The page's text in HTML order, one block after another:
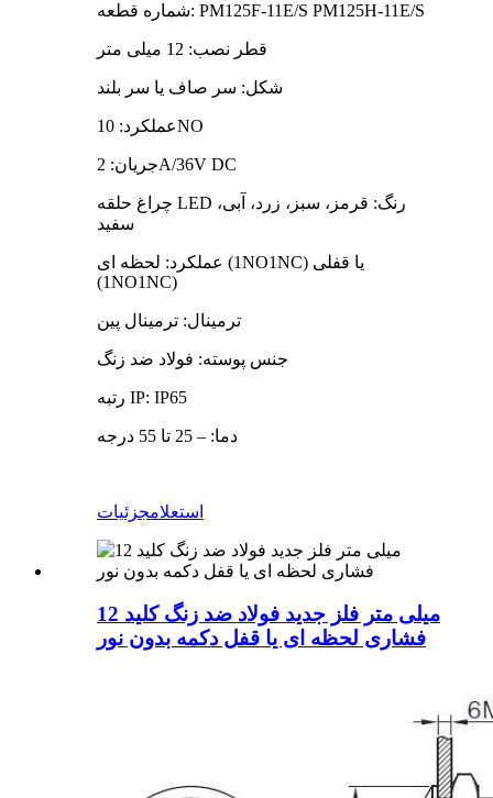
شماره قطعه: PM125F-11E/S PM125H-11E/S
قطر نصب: 12 میلی متر
شکل: سر صاف یا سر بلند
عملکرد: 10NO
جریان: 2A/36V DC
چراغ حلقه LED رنگ: قرمز، سبز، زرد، آبی،
سفید
عملکرد: لحظه ای (1NO1NC) یا قفلی
(1NO1NC)
ترمینال: ترمینال پین
جنس پوسته: فولاد ضد زنگ
رتبه IP: IP65
دما: – 25 تا 55 درجه
استعلامجزئیات
12 میلی متر فلز جدید فولاد ضد زنگ کلید
فشاری لحظه ای یا قفل دکمه بدون نور